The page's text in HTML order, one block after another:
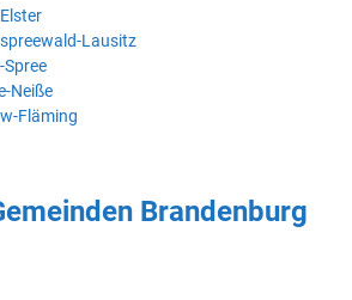
Lausitz
Spree
Neiße
Fläming
Brandenburg